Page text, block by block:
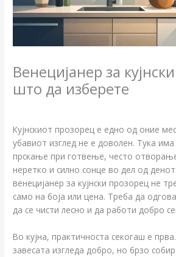
Венецијанер за
што да изберете
Кујнскиот прозорец е едно од оние
убавиот изглед не е доволен. Тука
прскање при готвење, често
неретко и силно сонце во дел од
венецијанер за кујнски прозорец не
само на боја или цена. Треба да
да се чисти лесно и да работи добро
Во кујна, практичноста секогаш е
завесата изгледа добро, но брзо